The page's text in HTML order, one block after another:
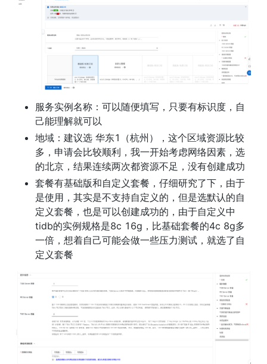
服务实例名称：可以随便填写，只要有标识度，自
己能理解就可以
地域：建议选 华东1（杭州），这个区域资源比较
多，申请会比较顺利，我一开始考虑网络因素，选
的北京，结果连续两次都资源不足，没有创建成功
套餐有基础版和自定义套餐，仔细研究了下，由于
是使用，其实是不支持自定义的，但是选默认的自
定义套餐，也是可以创建成功的，由于自定义中
tidb的实例规格是8c 16g，比基础套餐的4c 8g多
一倍，想着自己可能会做一些压力测试，就选了自
定义套餐